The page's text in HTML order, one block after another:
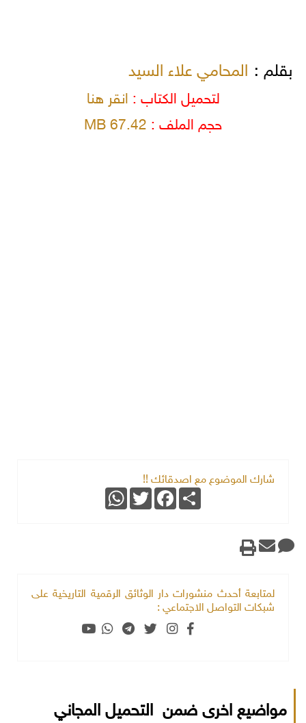
بقلم : المحامي علاء السيد
لتحميل الكتاب :انقر هنا
حجم الملف : 67.42 MB
شارك الموضوع مع اصدقائك !!
Share
Facebook
Twitter
WhatsApp
لمتابعة أحدث منشورات دار الوثائق الرقمية التاريخية على
شبكات التواصل الاجتماعي :
مواضيع اخرى ضمن التحميل المجاني